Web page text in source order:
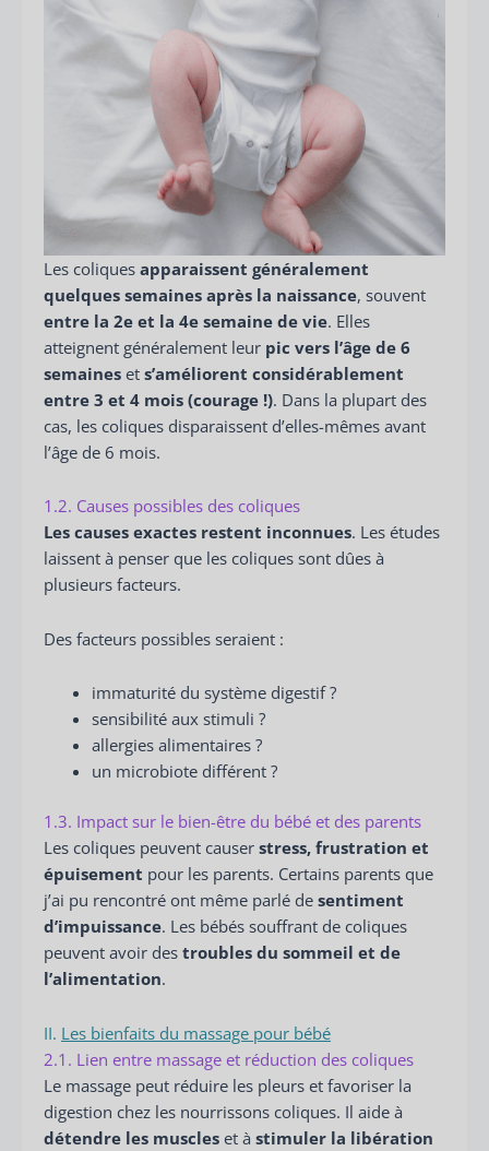
Les coliques apparaissent généralement
quelques semaines après la naissance, souvent
entre la 2e et la 4e semaine de vie. Elles
atteignent généralement leur pic vers l’âge de 6
semaines et s’améliorent considérablement
entre 3 et 4 mois (courage !). Dans la plupart des
cas, les coliques disparaissent d’elles-mêmes avant
l’âge de 6 mois.
1.2. Causes possibles des coliques
Les causes exactes restent inconnues. Les études
laissent à penser que les coliques sont dûes à
plusieurs facteurs.
Des facteurs possibles seraient :
immaturité du système digestif ?
sensibilité aux stimuli ?
allergies alimentaires ?
un microbiote différent ?
1.3. Impact sur le bien-être du bébé et des parents
Les coliques peuvent causer stress, frustration et
épuisement pour les parents. Certains parents que
j’ai pu rencontré ont même parlé de sentiment
d’impuissance. Les bébés souffrant de coliques
peuvent avoir des troubles du sommeil et de
l’alimentation.
II. Les bienfaits du massage pour bébé
2.1. Lien entre massage et réduction des coliques
Le massage peut réduire les pleurs et favoriser la
digestion chez les nourrissons coliques. Il aide à
détendre les muscles et à stimuler la libération